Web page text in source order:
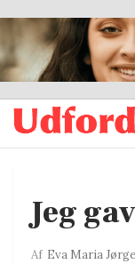
Jeg
Af Eva Maria